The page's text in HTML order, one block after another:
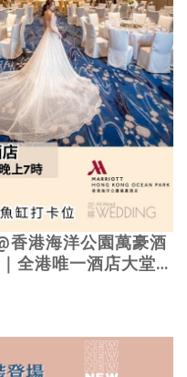
香港海洋公園萬豪酒
全港唯一酒店大堂